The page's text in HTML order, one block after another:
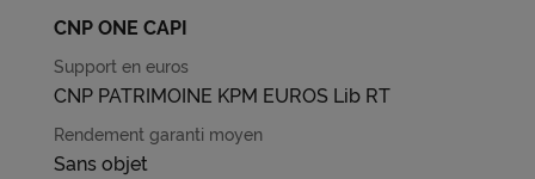
CNP ONE CAPI
CNP PATRIMOINE KPM EUROS Lib RT
Sans objet
Pour obtenir plus d'information sur les cookies, vous
pouvez consulter notre
indiquez votre refus et seuls les cookies nécessaires
au bon fonctionnement du Site et/ou à vous